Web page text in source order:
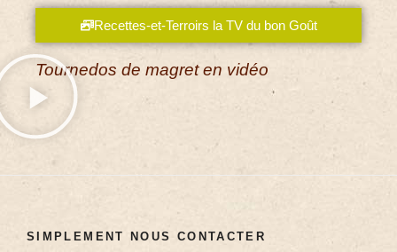
Recettes-et-Terroirs la TV du bon Goût
Tournedos de magret en vidéo
SIMPLEMENT NOUS CONTACTER